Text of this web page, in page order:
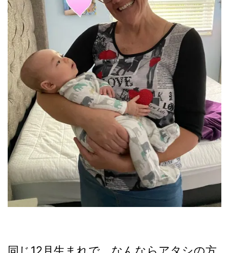
同じ12月生まれで、なんならアタシの方